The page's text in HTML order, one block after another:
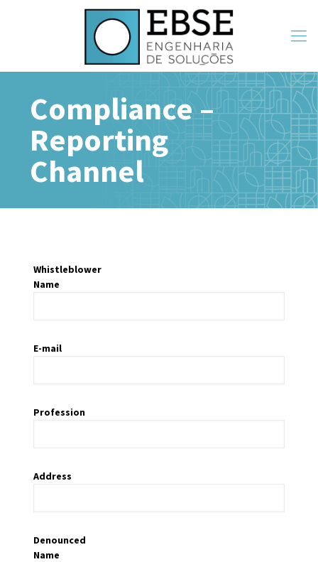
Compliance –
Reporting
Channel
Whistleblower
Name
E-mail
Profession
Address
Denounced
Name